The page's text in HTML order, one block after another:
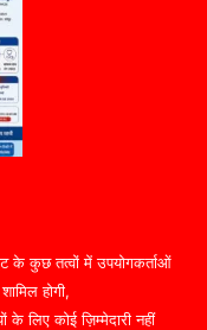
के कुछ तत्वों में उपयोगकर्ताओं
होगी,
कोई ज़िम्मेदारी नहीं